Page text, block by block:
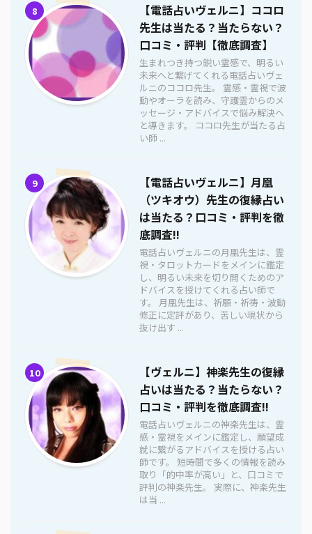
8
【電話占いヴェルニ】ココロ
先生は当たる？当たらない？
口コミ・評判【徹底調査】
生まれつき持つ鋭い霊感で、明るい
未来へと繋げてくれる電話占いヴェ
ルニのココロ先生。 霊感・霊視で波
動やオーラを読み、守護霊からのメ
ッセージ・アドバイスで悩み解決へ
と導きます。 ココロ先生が当たる占
い師 ...
9
【電話占いヴェルニ】月凰
（ツキオウ）先生の復縁占い
は当たる？口コミ・評判を徹
底調査!!
電話占いヴェルニの月凰先生は、霊
視・タロットカードをメインに鑑定
し、明るい未来を切り開くためのア
ドバイスを授けてくれる占い師で
す。 月凰先生は、祈願・祈祷・波動
修正に定評があり、苦しい現状から
抜け出す ...
10
【ヴェルニ】神楽先生の復縁
占いは当たる？当たらない？
口コミ・評判を徹底調査!!
電話占いヴェルニの神楽先生は、霊
感・霊視をメインに鑑定し、願望成
就に繋がるアドバイスを授ける占い
師です。 短時間で多くの情報を読み
取り「的中率が高い」と、口コミで
評判の神楽先生。 実際に、神楽先生
は当 ...